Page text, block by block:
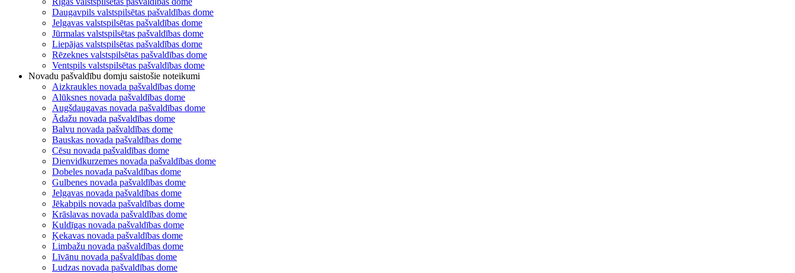
Daugavpils valstspilsētas pašvaldības dome
Jelgavas valstspilsētas pašvaldības dome
Jūrmalas valstspilsētas pašvaldības dome
Liepājas valstspilsētas pašvaldības dome
Rēzeknes valstspilsētas pašvaldības dome
Ventspils valstspilsētas pašvaldības dome
Novadu pašvaldību domju saistošie noteikumi
Aizkraukles novada pašvaldības dome
Alūksnes novada pašvaldības dome
Augšdaugavas novada pašvaldības dome
Ādažu novada pašvaldības dome
Balvu novada pašvaldības dome
Bauskas novada pašvaldības dome
Cēsu novada pašvaldības dome
Dienvidkurzemes novada pašvaldības dome
Dobeles novada pašvaldības dome
Gulbenes novada pašvaldības dome
Jelgavas novada pašvaldības dome
Jēkabpils novada pašvaldības dome
Krāslavas novada pašvaldības dome
Kuldīgas novada pašvaldības dome
Ķekavas novada pašvaldības dome
Limbažu novada pašvaldības dome
Līvānu novada pašvaldības dome
Ludzas novada pašvaldības dome